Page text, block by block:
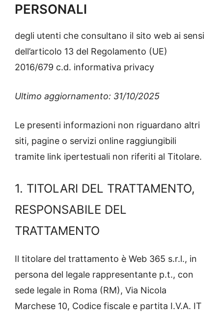
PERSONALI
degli utenti che consultano il sito web ai sensi
dell’articolo 13 del Regolamento (UE)
2016/679 c.d. informativa privacy
Ultimo aggiornamento: 31/10/2025
Le presenti informazioni non riguardano altri
siti, pagine o servizi online raggiungibili
tramite link ipertestuali non riferiti al Titolare.
1. TITOLARI DEL TRATTAMENTO,
RESPONSABILE DEL
TRATTAMENTO
Il titolare del trattamento è Web 365 s.r.l., in
persona del legale rappresentante p.t., con
sede legale in Roma (RM), Via Nicola
Marchese 10, Codice fiscale e partita I.V.A. IT